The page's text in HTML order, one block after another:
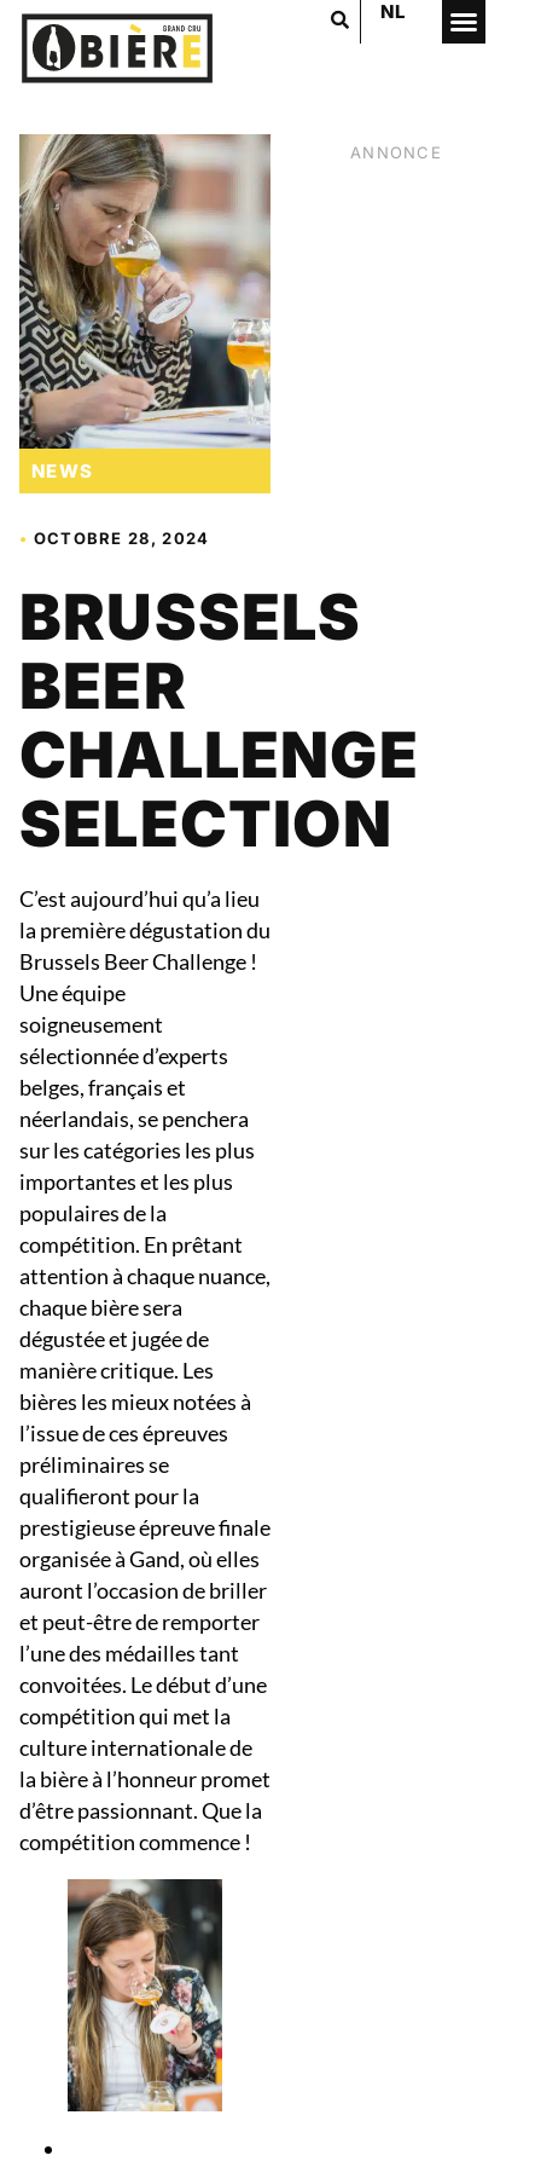
NL
NEWS
• OCTOBRE 28, 2024
BRUSSELS
BEER
CHALLENGE
SELECTION
C’est aujourd’hui qu’a lieu
la première dégustation du
Brussels Beer Challenge !
Une équipe
soigneusement
sélectionnée d’experts
belges, français et
néerlandais, se penchera
sur les catégories les plus
importantes et les plus
populaires de la
compétition. En prêtant
attention à chaque nuance,
chaque bière sera
dégustée et jugée de
manière critique. Les
bières les mieux notées à
l’issue de ces épreuves
préliminaires se
qualifieront pour la
prestigieuse épreuve finale
organisée à Gand, où elles
auront l’occasion de briller
et peut-être de remporter
l’une des médailles tant
convoitées. Le début d’une
compétition qui met la
culture internationale de
la bière à l’honneur promet
d’être passionnant. Que la
compétition commence !
ANNONCE